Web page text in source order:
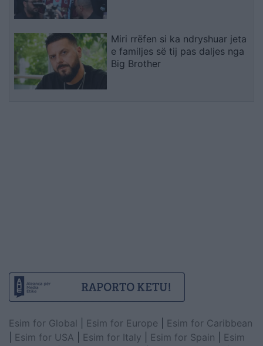
Miri rrëfen si ka ndryshuar jeta
e familjes së tij pas daljes nga
Big Brother
Esim for Global Esim for Europe
Esim for Caribbean
Esim for USA Esim for Italy Esim for Spain
Esim